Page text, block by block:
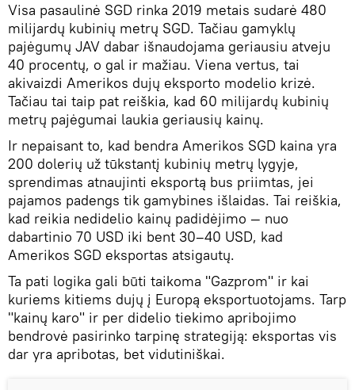
Visa pasaulinė SGD rinka 2019 metais sudarė 480
milijardų kubinių metrų SGD. Tačiau gamyklų
pajėgumų JAV dabar išnaudojama geriausiu atveju
40 procentų, o gal ir mažiau. Viena vertus, tai
akivaizdi Amerikos dujų eksporto modelio krizė.
Tačiau tai taip pat reiškia, kad 60 milijardų kubinių
metrų pajėgumai laukia geriausių kainų.
Ir nepaisant to, kad bendra Amerikos SGD kaina yra
200 dolerių už tūkstantį kubinių metrų lygyje,
sprendimas atnaujinti eksportą bus priimtas, jei
pajamos padengs tik gamybines išlaidas. Tai reiškia,
kad reikia nedidelio kainų padidėjimo — nuo
dabartinio 70 USD iki bent 30–40 USD, kad
Amerikos SGD eksportas atsigautų.
Ta pati logika gali būti taikoma "Gazprom" ir kai
kuriems kitiems dujų į Europą eksportuotojams. Tarp
"kainų karo" ir per didelio tiekimo apribojimo
bendrovė pasirinko tarpinę strategiją: eksportas vis
dar yra apribotas, bet vidutiniškai.